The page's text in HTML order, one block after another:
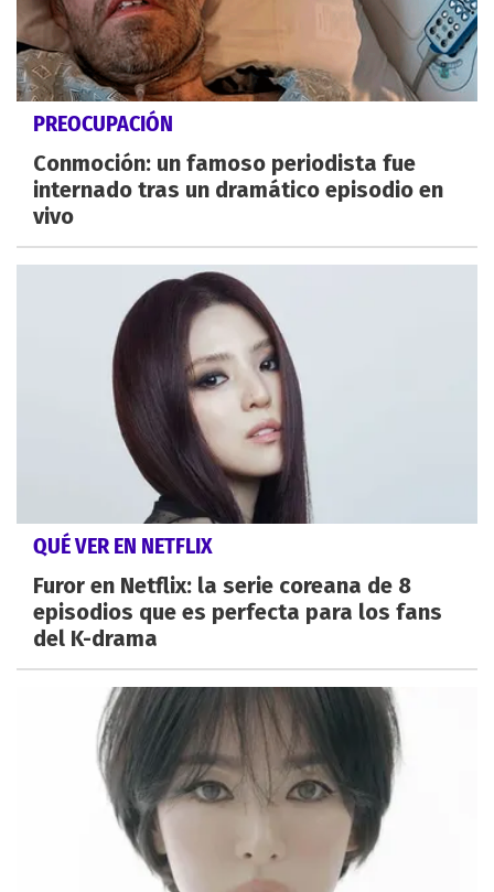
PREOCUPACIÓN
Conmoción: un famoso periodista fue
internado tras un dramático episodio en
vivo
QUÉ VER EN NETFLIX
Furor en Netflix: la serie coreana de 8
episodios que es perfecta para los fans
del K-drama